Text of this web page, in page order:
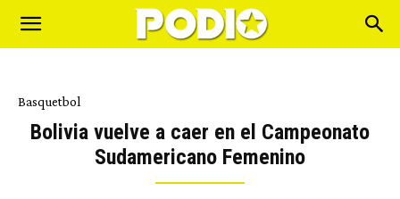
Basquetbol
Bolivia vuelve a caer en el Campeonato
Sudamericano Femenino